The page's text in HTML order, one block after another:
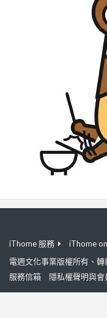
iThome 服務 iThome
電週文化事業版權所有、
服務信箱
隱私權聲明與